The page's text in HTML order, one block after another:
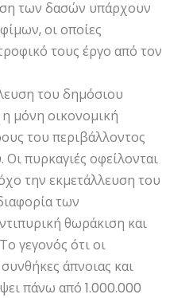
των δασών υπάρχουν
οι οποίες
τους έργο από τον
του δημόσιου
μόνη οικονομική
του περιβάλλοντος
Οι πυρκαγιές οφείλονται
την εκμετάλλευση του
των
θωράκιση και
γεγονός ότι οι
άπνοιας και
πάνω από 1.000.000